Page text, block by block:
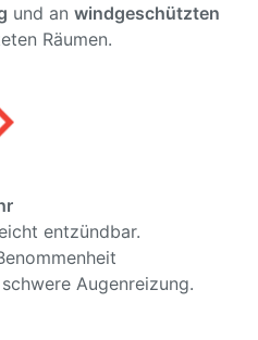
und an windgeschützten
Räumen.
entzündbar.
Augenreizung.